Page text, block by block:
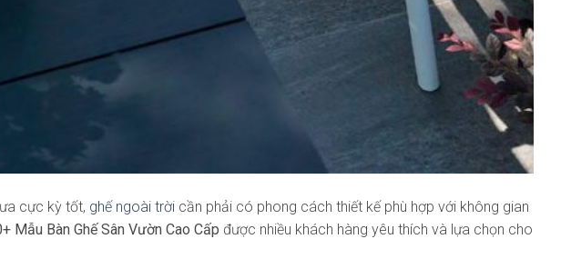
cực kỳ tốt, ghế ngoài trời cần phải có phong cách thiết kế phù hợp với không gian
Mẫu Bàn Ghế Sân Vườn Cao Cấp được nhiều khách hàng yêu thích và lựa chọn cho